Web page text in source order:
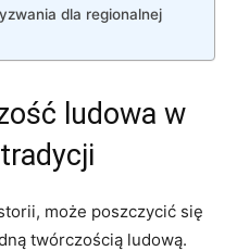
dla regionalnej
ludowa w
może poszczycić się
twórczością ludową.